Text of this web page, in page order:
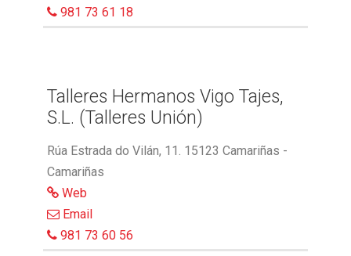
981 73 61 18
Talleres Hermanos Vigo Tajes,
S.L. (Talleres Unión)
Rúa Estrada do Vilán, 11. 15123 Camariñas -
Camariñas
Web
Email
981 73 60 56